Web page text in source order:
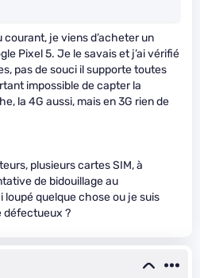
courant, je viens d’acheter un
Pixel 5. Je le savais et j’ai vérifié
pas de souci il supporte toutes
impossible de capter la
la 4G aussi, mais en 3G rien de
plusieurs cartes SIM, à
de bidouillage au
loupé quelque chose ou je suis
défectueux ?